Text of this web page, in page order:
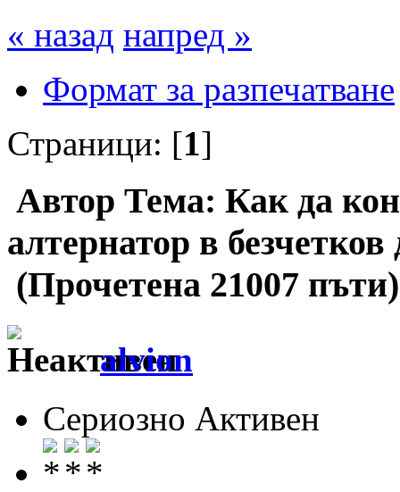
« назад напред »
Формат за разпечатване
Страници: [1]
Автор Тема: Как да
алтернатор в
(Прочетена 21007 пъти)
alvion
Сериозно Активен